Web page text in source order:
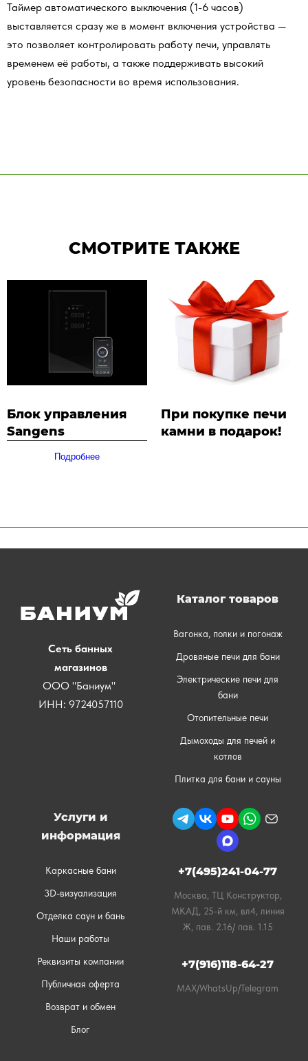
Таймер автоматического выключения (1-6 часов)
выставляется сразу же в момент включения устройства —
это позволяет контролировать работу печи, управлять
временем её работы, а также поддерживать высокий
уровень безопасности во время использования.
СМОТРИТЕ ТАКЖЕ
Блок управления
Sangens
Подробнее
При покупке печи
камни в подарок!
Сеть банных
магазинов
ООО "Баниум"
ИНН: 9724057110
Каталог товаров
Вагонка, полки и погонаж
Дровяные печи для бани
Электрические печи для
бани
Отопительные печи
Дымоходы для печей и
котлов
Плитка для бани и сауны
Услуги и
информация
Каркасные бани
3D-визуализация
Отделка саун и бань
Наши работы
Реквизиты компании
Публичная оферта
Возврат и обмен
Блог
+7(495)241-04-77
Москва, ТЦ Конструктор,
МКАД, 25-й км, вл4, линия
Ж, пав. 2.16/ пав. 1.15
+7(916)118-64-27
MAX/WhatsUp/Telegram